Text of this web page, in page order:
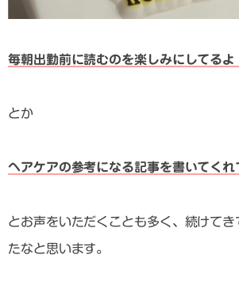
毎朝出勤前に読むのを楽しみにしてるよ
とか
ヘアケアの参考になる記事を書いてくれ
とお声をいただくことも多く、続けてき
たなと思います。